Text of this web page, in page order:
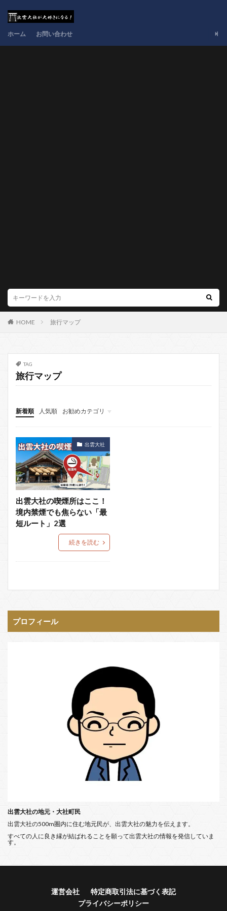
ホーム お問い合わせ
HOME 旅行マップ
TAG
旅行マップ
新着順 人気順
お勧めカテゴリ
出雲大社
出雲大社
素鵞社
そがのやしろ
出雲大社
出雲大社の喫煙所はここ！
境内禁煙でも焦らない「最
短ルート」2選
続きを読む
プロフィール
出雲大社の地元・大社町民
出雲大社の500m圏内に住む地元民が、出雲大社の魅力を伝えます。
すべての人に良き縁が結ばれることを願って出雲大社の情報を発信していま
す。
運営会社
特定商取引法に基づく表記
プライバシーポリシー